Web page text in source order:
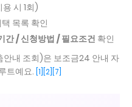
시 1회)
목록 확인
간 / 신청방법 / 필요조건 확인
내 조회)은 보조금24 안내 자
트예요. [1] [2] [7]